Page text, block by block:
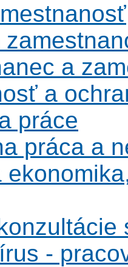
a
a
práce
práca a
-